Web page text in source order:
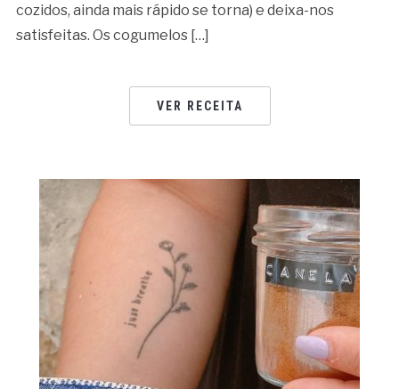
cozidos, ainda mais rápido se torna) e deixa-nos
satisfeitas. Os cogumelos […]
VER RECEITA